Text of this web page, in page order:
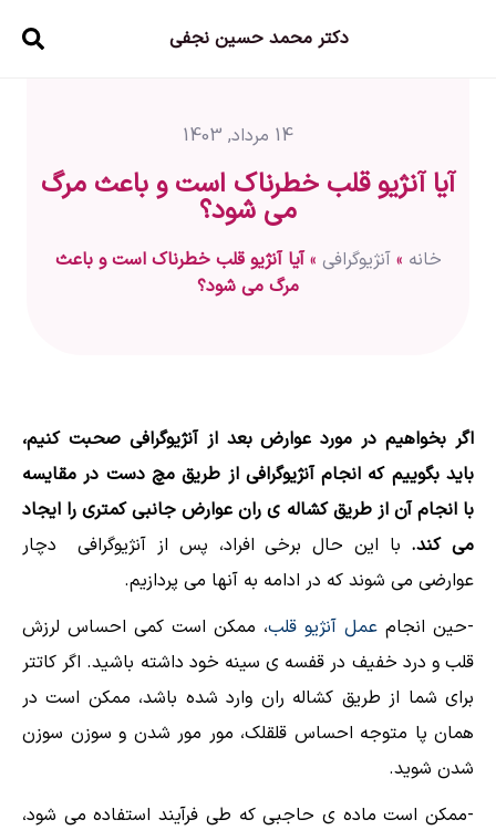
دکتر محمد حسین نجفی
14 مرداد, 1403
آیا آنژیو قلب خطرناک است و باعث مرگ
می شود؟
خانه »آنژیوگرافی »آیا آنژیو قلب خطرناک است و باعث
مرگ می شود؟
اگر بخواهیم در مورد عوارض بعد از آنژیوگرافی صحبت کنیم،
باید بگوییم که انجام آنژیوگرافی از طریق مچ دست در مقایسه
با انجام آن از طریق کشاله ی ران عوارض جانبی کمتری را ایجاد
می کند. با این حال برخی افراد، پس از آنژیوگرافی دچار
عوارضی می شوند که در ادامه به آنها می پردازیم.
-حین انجام عمل آنژیو قلب، ممکن است کمی احساس لرزش
قلب و درد خفیف در قفسه ی سینه خود داشته باشید. اگر کاتتر
برای شما از طریق کشاله ران وارد شده باشد، ممکن است در
همان پا متوجه احساس قلقلک، مور مور شدن و سوزن سوزن
شدن شوید.
-ممکن است ماده ی حاجبی که طی فرآیند استفاده می شود،